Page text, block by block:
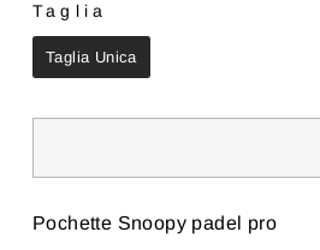
Taglia
TAGLIA
Taglia Unica
Pochette Snoopy padel pro